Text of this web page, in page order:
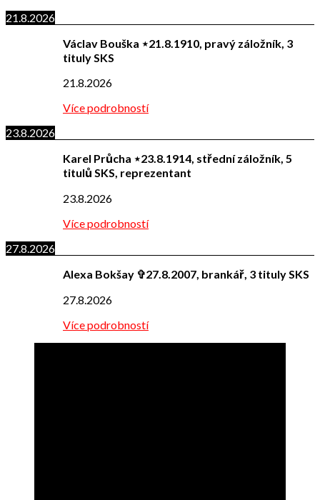
21.8.2026
Václav Bouška ⋆21.8.1910, pravý záložník, 3
tituly SKS
21.8.2026
Více podrobností
23.8.2026
Karel Průcha ⋆23.8.1914, střední záložník, 5
titulů SKS, reprezentant
23.8.2026
Více podrobností
27.8.2026
Alexa Bokšay ✞27.8.2007, brankář, 3 tituly SKS
27.8.2026
Více podrobností